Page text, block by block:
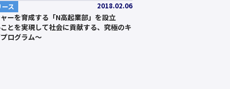
ス 2018.02.06
ーを育成する「N高起業部」を設立
とを実現して社会に貢献する、究極のキ
ログラム～